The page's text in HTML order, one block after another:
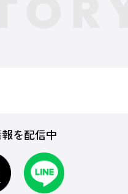
を配信中